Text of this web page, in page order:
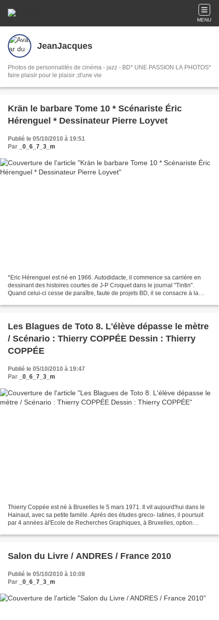
MENU
JeanJacques
Photos de personnalités de cinéma - jazz - BD* UNE PASSION LA PHOTOS*
faire plaisir pour le plaisir ;d'une vie
Krän le barbare Tome 10 * Scénariste Éric
Hérenguel * Dessinateur Pierre Loyvet
Publié le 05/10/2010 à 19:51
Par
_0_6_7_3_m
*Eric Hérenguel est né en 1966. Autodidacte, il commence sa carrière en
dessinant des histoires courtes de J-P Croquet dans le journal "Tintin".
Quand celui-ci cesse de paraître, faute de projets BD, il se consacre à la
Les Blagues de Toto 8. L'élève dépasse le mètre
/ Scénario : Thierry COPPÉE Dessin : Thierry
COPPÉE
Publié le 05/10/2010 à 19:47
Par
_0_6_7_3_m
Thierry Coppée est né à Bruxelles le 5 mars 1971. Il vit aujourd'hui dans le
Hainaut, avec sa petite famille. Après des études greco- latines, il poursuit
par 4 années àl'Ecole de Recherches Graphiques, à Bruxelles, option
Salon du Livre / ANDRES / France 2010
Publié le 05/10/2010 à 10:08
Par
_0_6_7_3_m